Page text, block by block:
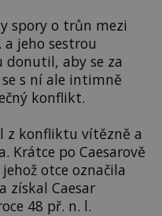
spory o trůn mezi
jeho sestrou
donutil, aby se za
s ní ale intimně
konflikt.
z konfliktu vítězně a
Krátce po Caesarově
otce označila
získal Caesar
48 př. n. l.